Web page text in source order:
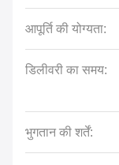
आपूर्ति की योग्यता:
डिलीवरी का समय:
भुगतान की शर्तें: